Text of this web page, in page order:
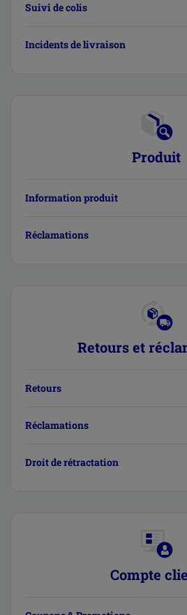
Suivi de colis
Incidents de livraison
Produit
Information produit
Réclamations
Retours et
Retours
Réclamations
Droit de rétractation
Compte